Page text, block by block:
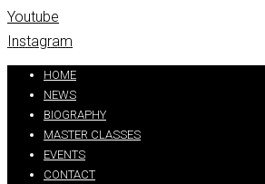
Youtube
Instagram
HOME
NEWS
BIOGRAPHY
MASTER CLASSES
EVENTS
CONTACT
Partners:handtextai.com